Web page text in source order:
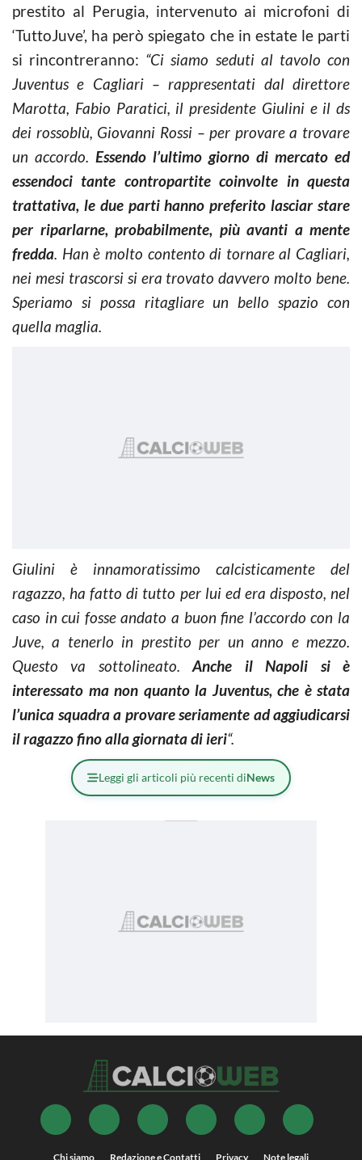
prestito al Perugia, intervenuto ai microfoni di
‘TuttoJuve’, ha però spiegato che in estate le parti
si rincontreranno: “Ci siamo seduti al tavolo con
Juventus e Cagliari – rappresentati dal direttore
Marotta, Fabio Paratici, il presidente Giulini e il ds
dei rossoblù, Giovanni Rossi – per provare a trovare
un accordo. Essendo l’ultimo giorno di mercato ed
essendoci tante contropartite coinvolte in questa
trattativa, le due parti hanno preferito lasciar stare
per riparlarne, probabilmente, più avanti a mente
fredda. Han è molto contento di tornare al Cagliari,
nei mesi trascorsi si era trovato davvero molto bene.
Speriamo si possa ritagliare un bello spazio con
quella maglia.
Giulini è innamoratissimo calcisticamente del
ragazzo, ha fatto di tutto per lui ed era disposto, nel
caso in cui fosse andato a buon fine l’accordo con la
Juve, a tenerlo in prestito per un anno e mezzo.
Questo va sottolineato.Anche il Napoli si è
interessato ma non quanto la Juventus, che è stata
l’unica squadra a provare seriamente ad aggiudicarsi
il ragazzo fino alla giornata di ieri“.
Leggi gli articoli più recenti diNews
Chi siamo Redazione e Contatti Privacy Note legali